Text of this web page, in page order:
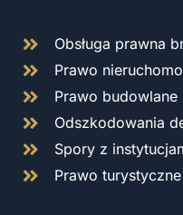
Obsługa prawna
Prawo
Prawo budowlane
Odszkodowania
Spory z
Prawo turystyczne